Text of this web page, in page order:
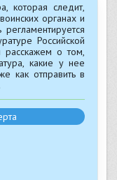
которая следит,
органах и
Российской
о том,
какие у нее
как отправить в